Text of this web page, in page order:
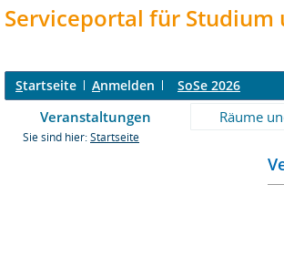
Serviceportal für Studium
Startseite Anmelden SoSe 2026
Veranstaltungen Räume
Sie sind hier: Startseite